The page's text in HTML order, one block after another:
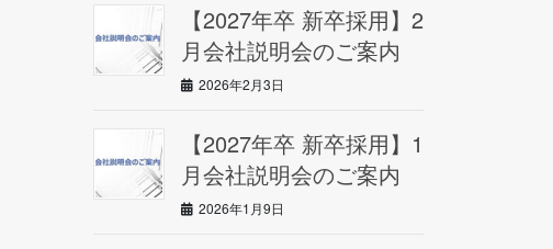
【2027年卒 新卒採用】2
月会社説明会のご案内
2026年2月3日
【2027年卒 新卒採用】1
月会社説明会のご案内
2026年1月9日